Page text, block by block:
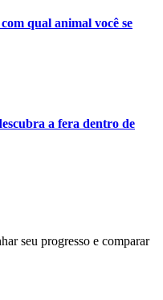
qual animal você se
a fera dentro de
seu progresso e comparar